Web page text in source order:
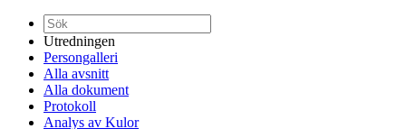
Utredningen
Persongalleri
Alla avsnitt
Alla dokument
Protokoll
Analys av Kulor